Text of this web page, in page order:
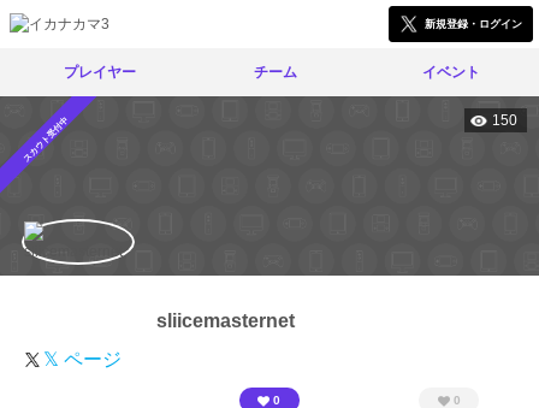
新規登録・ログイン
プレイヤー チーム イベント
スカウト受付中 150
sliicemasternet
𝕏 ページ
0 0